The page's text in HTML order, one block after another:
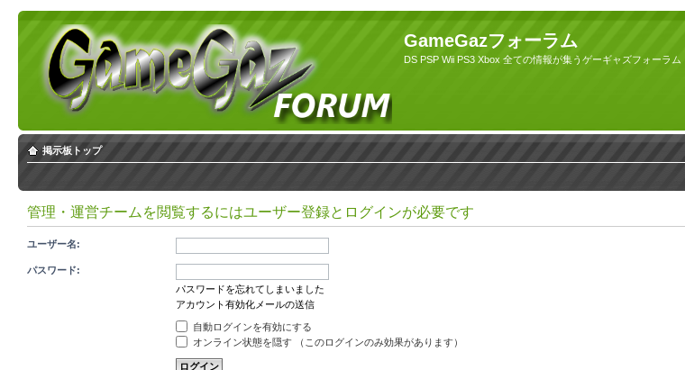
GameGazフォーラム
DS PSP Wii PS3 Xbox 全ての情報が集うゲーギャズフォーラム
掲示板トップ
管理・運営チームを閲覧するにはユーザー登録とログインが必要です
ユーザー名:
パスワード:
パスワードを忘れてしまいました
アカウント有効化メールの送信
自動ログインを有効にする
オンライン状態を隠す （このログインのみ効果があります）